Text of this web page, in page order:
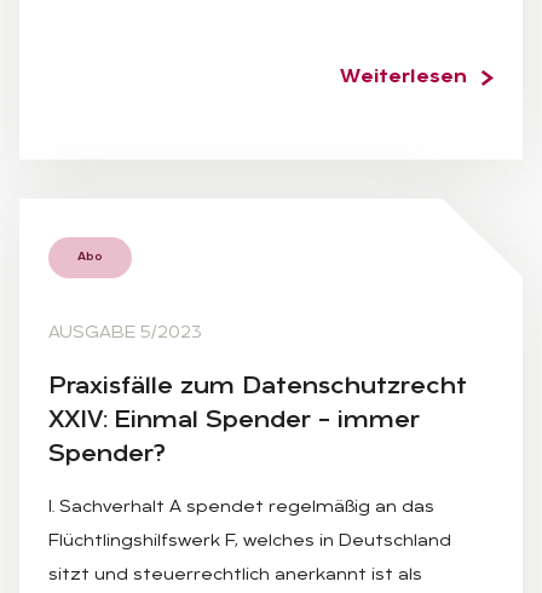
Weiterlesen
Abo
AUSGABE 5/2023
Pra­xis­fäl­le zum Da­ten­schutz­recht
XXIV: Ein­mal Spen­der – im­mer
Spen­der?
I. Sachverhalt A spendet regelmäßig an das
Flüchtlingshilfswerk F, welches in Deutschland
sitzt und steuerrechtlich anerkannt ist als